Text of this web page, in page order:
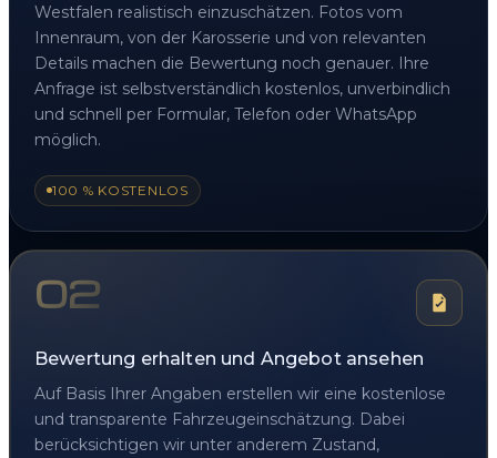
Westfalen realistisch einzuschätzen. Fotos vom
Innenraum, von der Karosserie und von relevanten
Details machen die Bewertung noch genauer. Ihre
Anfrage ist selbstverständlich kostenlos, unverbindlich
und schnell per Formular, Telefon oder WhatsApp
möglich.
100 % KOSTENLOS
02
Bewertung erhalten und Angebot ansehen
Auf Basis Ihrer Angaben erstellen wir eine kostenlose
und transparente Fahrzeugeinschätzung. Dabei
berücksichtigen wir unter anderem Zustand,